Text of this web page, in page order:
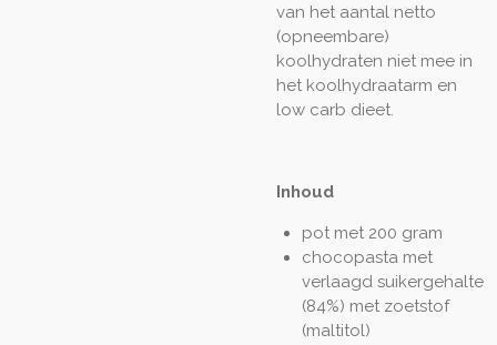
van het aantal netto
(opneembare)
koolhydraten niet mee in
het koolhydraatarm en
low carb dieet.
Inhoud
pot met 200 gram
chocopasta met
verlaagd suikergehalte
(84%) met zoetstof
(maltitol)